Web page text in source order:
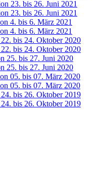
23. bis 26. Juni 2021
23. bis 26. Juni 2021
4. bis 6. März 2021
4. bis 6. März 2021
bis 24. Oktober 2020
bis 24. Oktober 2020
25. bis 27. Juni 2020
25. bis 27. Juni 2020
05. bis 07. März 2020
05. bis 07. März 2020
bis 26. Oktober 2019
bis 26. Oktober 2019